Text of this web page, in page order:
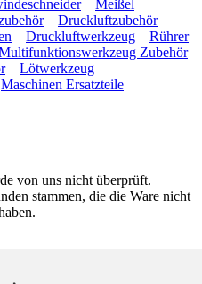
Meißel
Druckluftzubehör
Druckluftwerkzeug
Rührer
Zubehör
Lötwerkzeug
Maschinen Ersatzteile
von uns nicht überprüft.
stammen, die die Ware nicht